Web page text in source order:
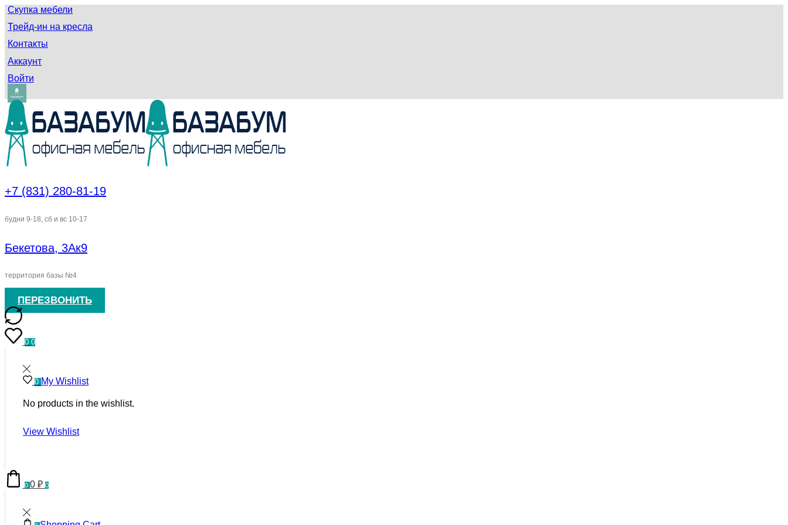
Скупка мебели
Трейд-ин на кресла
Контакты
Аккаунт
Войти
+7 (831) 280-81-19
будни 9-18, сб и вс 10-17
Бекетова, 3Ак9
территория базы №4
ПЕРЕЗВОНИТЬ
00
0 My Wishlist
No products in the wishlist.
View Wishlist
00₽ 0